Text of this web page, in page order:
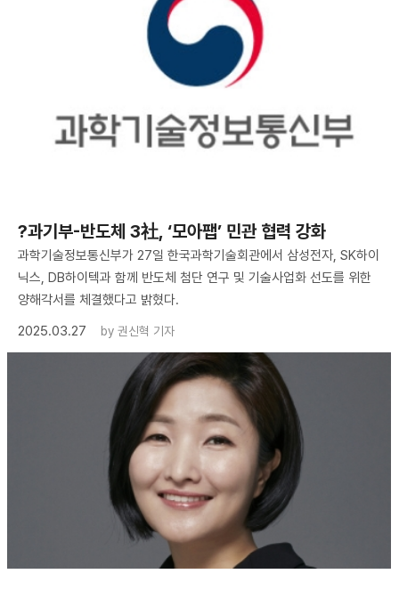
?과기부-반도체 3社, ‘모아팹’ 민관 협력 강화
과학기술정보통신부가 27일 한국과학기술회관에서 삼성전자, SK하이
닉스, DB하이텍과 함께 반도체 첨단 연구 및 기술사업화 선도를 위한
양해각서를 체결했다고 밝혔다.
2025.03.27
by 권신혁 기자